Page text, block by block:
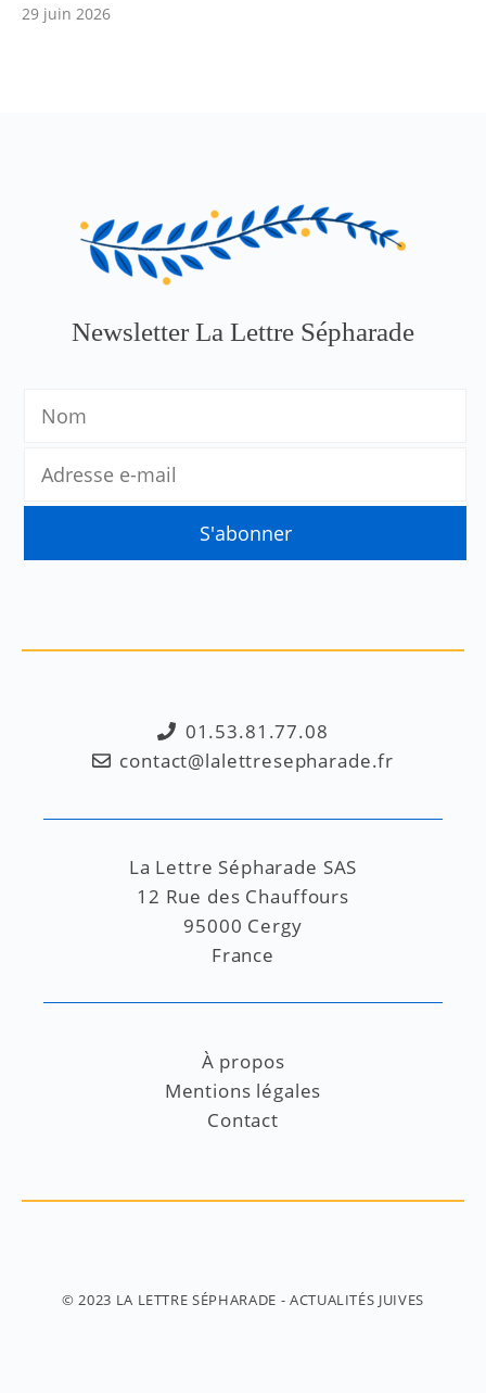
29 juin 2026
Newsletter La Lettre Sépharade
01.53.81.77.08
contact@lalettresepharade.fr
La Lettre Sépharade SAS
12 Rue des Chauffours
95000 Cergy
France
À propos
Mentions légales
Contact
© 2023 LA LETTRE SÉPHARADE - ACTUALITÉS JUIVES